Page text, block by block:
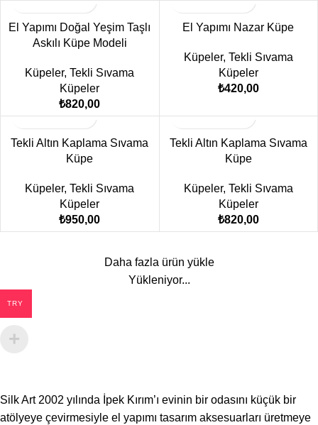
El Yapımı Doğal Yeşim Taşlı
Askılı Küpe Modeli
Küpeler,Tekli Sıvama
Küpeler
₺820,00
El Yapımı Nazar Küpe
Küpeler, Tekli Sıvama
Küpeler
₺420,00
Tekli Altın Kaplama Sıvama
Küpe
Küpeler,Tekli Sıvama
Küpeler
₺950,00
Tekli Altın Kaplama Sıvama
Küpe
Küpeler, Tekli Sıvama
Küpeler
₺820,00
Daha fazla ürün yükle
Yükleniyor...
Silk Art 2002 yılında İpek Kırım’ı evinin bir odasını küçük bir
atölyeye çevirmesiyle el yapımı tasarım aksesuarları üretmeye
TRY